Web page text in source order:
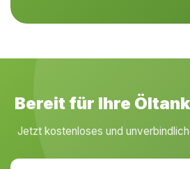
Bereit für Ihre
Jetzt kostenloses und